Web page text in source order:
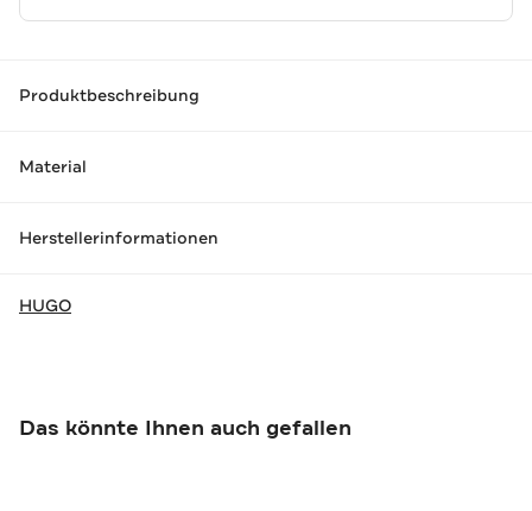
Produktbeschreibung
Material
Herstellerinformationen
HUGO
Das könnte Ihnen auch gefallen